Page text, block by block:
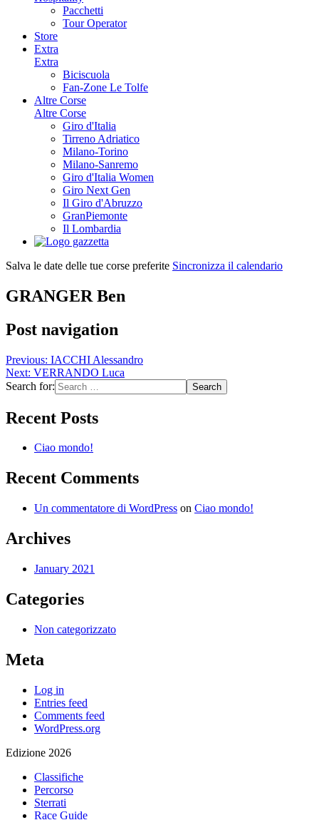
Pacchetti
Tour Operator
Store
Extra
Extra
Biciscuola
Fan-Zone Le Tolfe
Altre Corse
Altre Corse
Giro d'Italia
Tirreno Adriatico
Milano-Torino
Milano-Sanremo
Giro d'Italia Women
Giro Next Gen
Il Giro d'Abruzzo
GranPiemonte
Il Lombardia
Salva le date delle tue corse preferite Sincronizza il calendario
GRANGER Ben
Post navigation
Previous: IACCHI Alessandro
Next: VERRANDO Luca
Search for:
Recent Posts
Ciao mondo!
Recent Comments
Un commentatore di WordPress on Ciao mondo!
Archives
January 2021
Categories
Non categorizzato
Meta
Log in
Entries feed
Comments feed
WordPress.org
Edizione 2026
Classifiche
Percorso
Sterrati
Race Guide